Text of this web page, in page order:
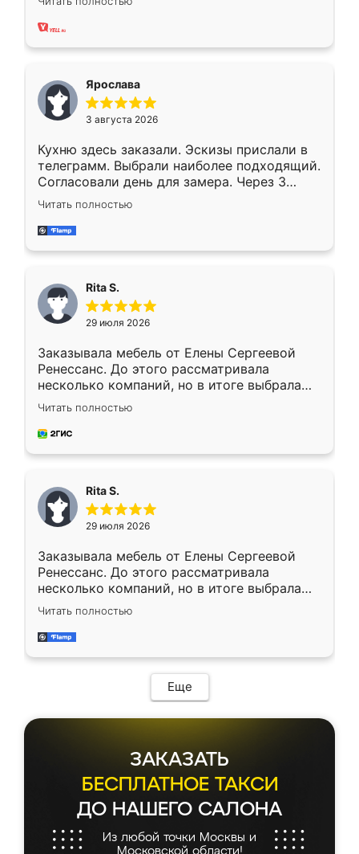
два года, нареканий нет.
Ярослава
3 августа 2026
Кухню здесь заказали. Эскизы прислали в
телеграмм. Выбрали наиболее подходящий.
Согласовали день для замера. Через 3
недели кухня была уже готова. Остались
довольны работой. Спасибо Ренессанс
мебель за качественную работу!
Читать полностью
Rita S.
29 июля 2026
Заказывала мебель от Елены Сергеевой
Ренессанс. До этого рассматривала
несколько компаний, но в итоге выбрала
эту. Сначала обговорили условия, потом
приехал замерщик, всё спокойно объяснил
и снял размеры. Изготовили в срок, с
каких-либо доработок. Качеством осталась
довольна, все выглядит так, как и ожидала.
Читать полностью
Rita S.
29 июля 2026
Заказывала мебель от Елены Сергеевой
Ренессанс. До этого рассматривала
несколько компаний, но в итоге выбрала
эту. Сначала обговорили условия, потом
приехал замерщик, всё спокойно объяснил
и снял размеры. Изготовили в срок, с
мебель сразу встала на свое место без
каких-либо доработок. Качеством осталась
довольна, все выглядит так, как и ожидала.
Читать полностью
Еще
ЗАКАЗАТЬ
БЕСПЛАТНОЕ ТАКСИ
ДО НАШЕГО САЛОНА
Из любой точки Москвы и
Московской области!